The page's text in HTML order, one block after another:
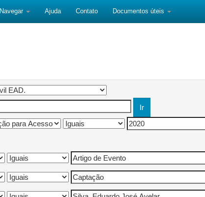
Navegar Ajuda Contato Documentos úteis